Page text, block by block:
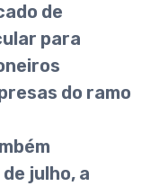
de
para
do ramo
julho, a